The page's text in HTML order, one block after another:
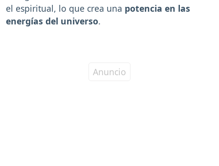
el espiritual, lo que crea una potencia en las
energías del universo.